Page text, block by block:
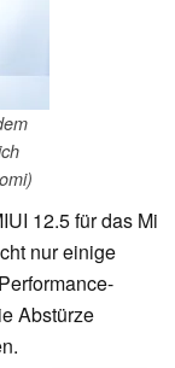
12.5 für das Mi
nur einige
Abstürze